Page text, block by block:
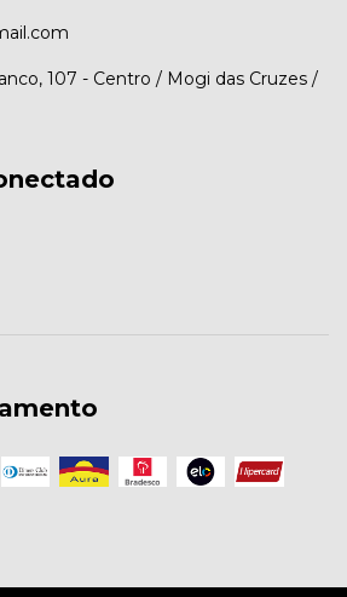
107 - Centro / Mogi das Cruzes /